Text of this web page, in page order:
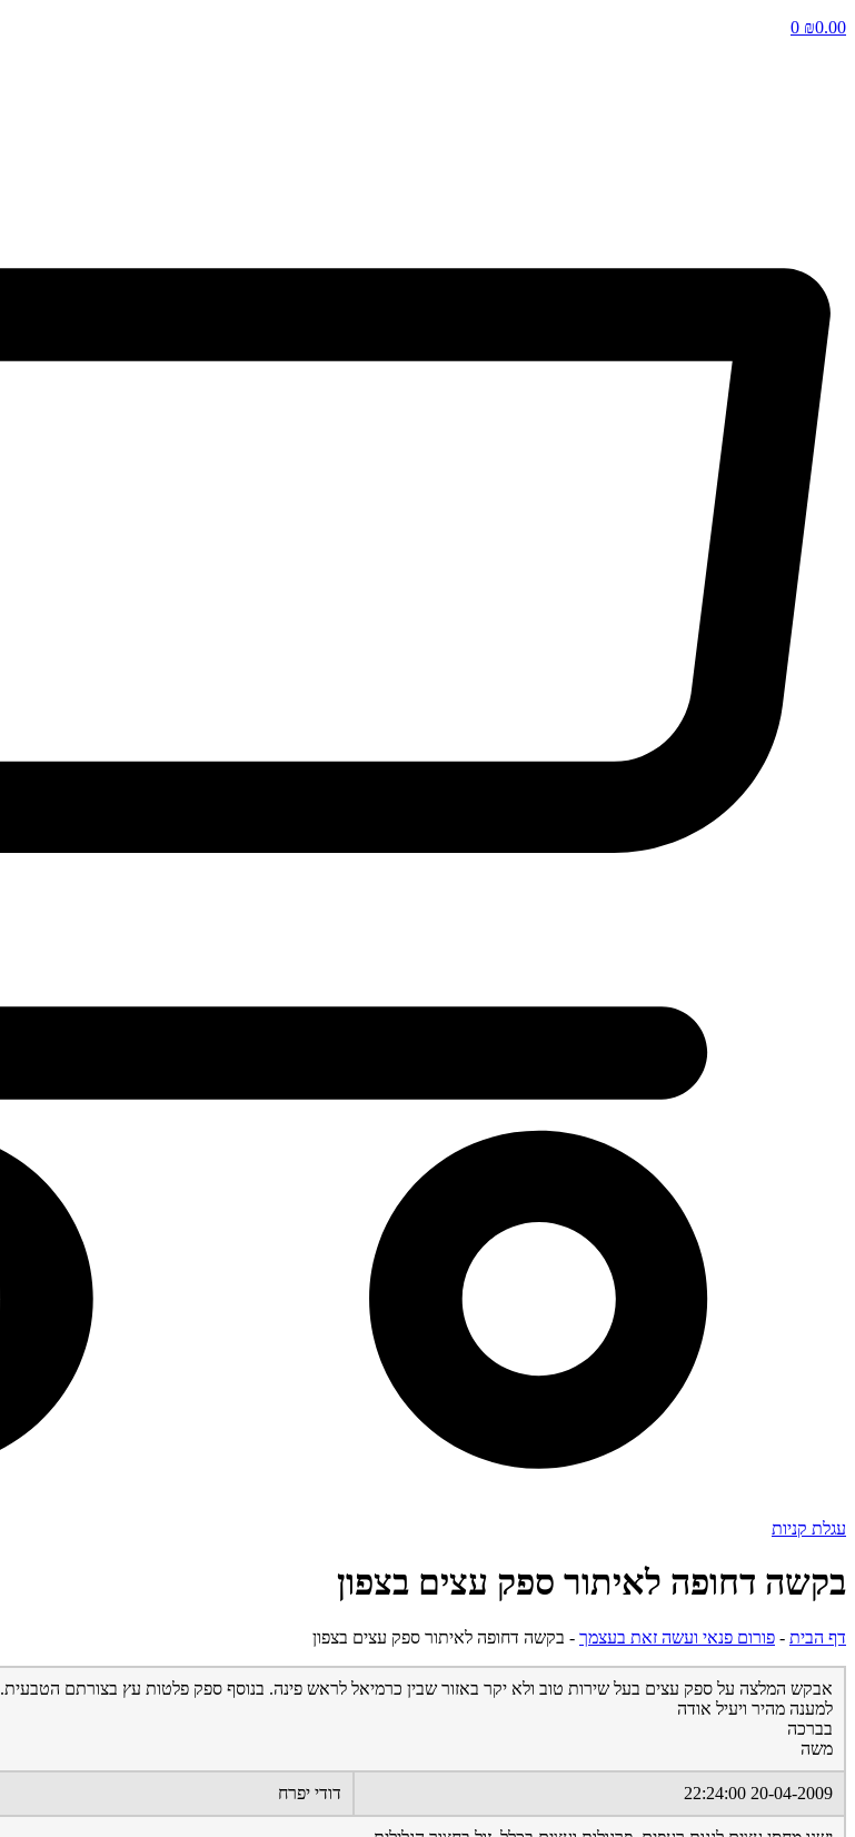
₪0.00
0
עגלת קניות
בקשה דחופה לאיתור ספק עצים בצפון
דף הבית - פורום פנאי ועשה זאת בעצמך - בקשה דחופה לאיתור ספק עצים בצפון
אבקש המלצה על ספק עצים בעל שירות טוב ולא יקר באזור שבין כרמיאל לראש פינה. בנוסף ספק פלטות עץ בצורתם הטבעית.
למענה מהיר ויעיל אודה
בברכה
משה
20-04-2009 22:24:00 דודי יפרח